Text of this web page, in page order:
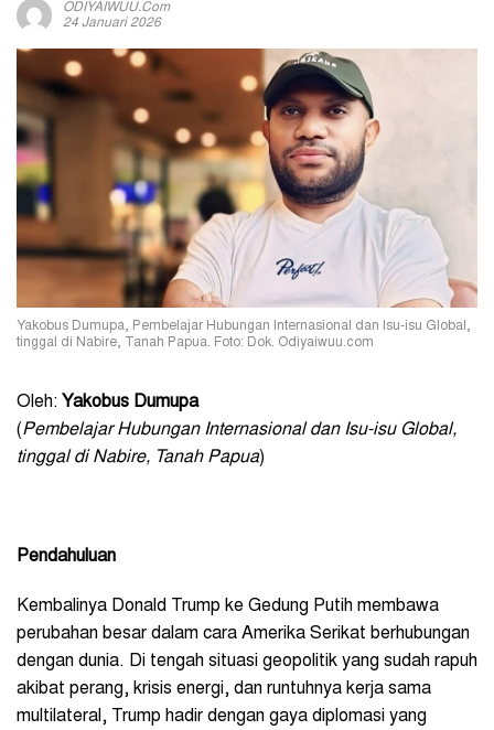
ODIYAIWUU.com
24 Januari 2026
Yakobus Dumupa, Pembelajar Hubungan Internasional dan Isu-isu Global,
tinggal di Nabire, Tanah Papua. Foto: Dok. Odiyaiwuu.com
Oleh: Yakobus Dumupa
(Pembelajar Hubungan Internasional dan Isu-isu Global,
tinggal di Nabire, Tanah Papua)
Pendahuluan
Kembalinya Donald Trump ke Gedung Putih membawa
perubahan besar dalam cara Amerika Serikat berhubungan
dengan dunia. Di tengah situasi geopolitik yang sudah rapuh
akibat perang, krisis energi, dan runtuhnya kerja sama
multilateral, Trump hadir dengan gaya diplomasi yang